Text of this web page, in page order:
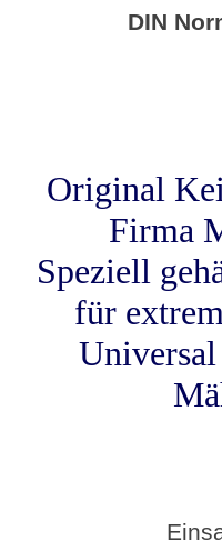
DIN
Original
Firma
Speziell
für